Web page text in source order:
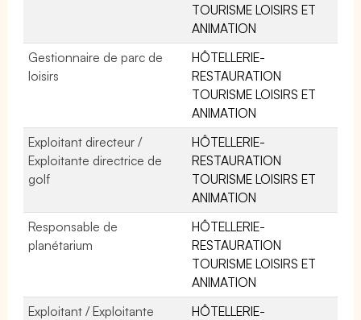
TOURISME LOISIRS ET
ANIMATION
Gestionnaire de parc de
loisirs
HÔTELLERIE-
RESTAURATION
TOURISME LOISIRS ET
ANIMATION
Exploitant directeur /
Exploitante directrice de
golf
HÔTELLERIE-
RESTAURATION
TOURISME LOISIRS ET
ANIMATION
Responsable de
planétarium
HÔTELLERIE-
RESTAURATION
TOURISME LOISIRS ET
ANIMATION
Exploitant / Exploitante
HÔTELLERIE-